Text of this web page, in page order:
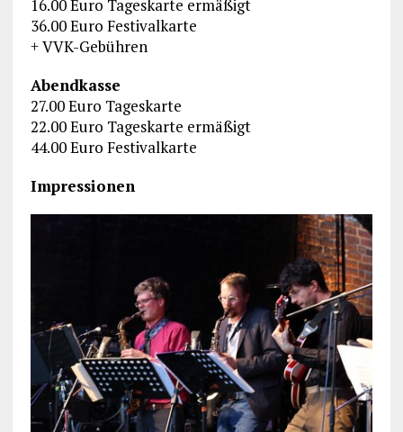
16.00 Euro Tageskarte ermäßigt
36.00 Euro Festivalkarte
+ VVK-Gebühren
Abendkasse
27.00 Euro Tageskarte
22.00 Euro Tageskarte ermäßigt
44.00 Euro Festivalkarte
Impressionen